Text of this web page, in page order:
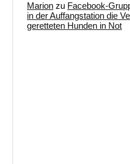
Marion zu Facebook-
in der Auffangstation die
geretteten Hunden in Not